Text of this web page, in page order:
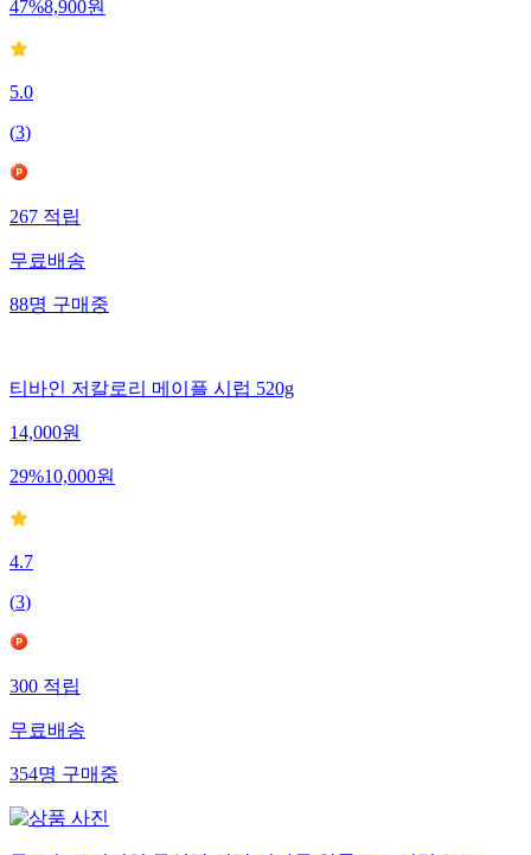
47%8,900원
5.0
(3)
267적립
무료배송
88명구매중
티바인 저칼로리 메이플 시럽 520g
14,000원
29%10,000원
4.7
(3)
300적립
무료배송
354명구매중